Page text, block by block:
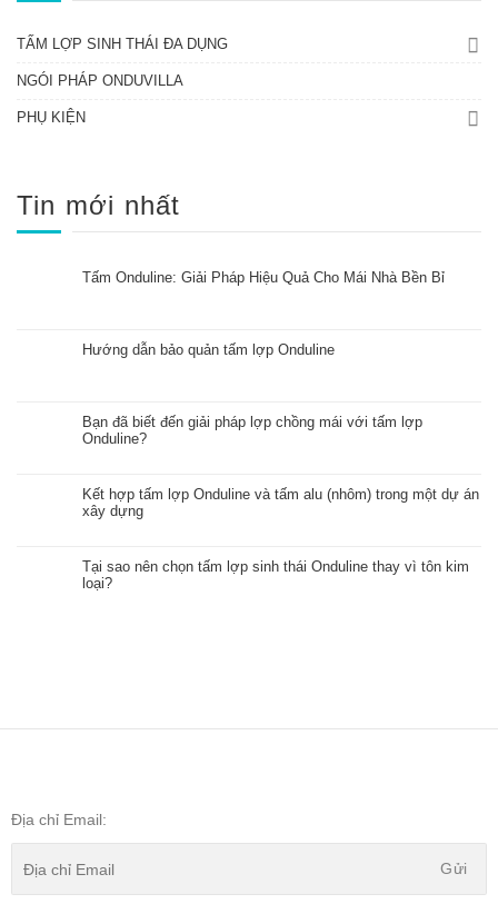
TẤM LỢP SINH THÁI ĐA DỤNG
NGÓI PHÁP ONDUVILLA
PHỤ KIỆN
Tin mới nhất
Tấm Onduline: Giải Pháp Hiệu Quả Cho Mái Nhà Bền Bỉ
Hướng dẫn bảo quản tấm lợp Onduline
Bạn đã biết đến giải pháp lợp chồng mái với tấm lợp
Onduline?
Kết hợp tấm lợp Onduline và tấm alu (nhôm) trong một dự án
xây dựng
Tại sao nên chọn tấm lợp sinh thái Onduline thay vì tôn kim
loại?
Địa chỉ Email: